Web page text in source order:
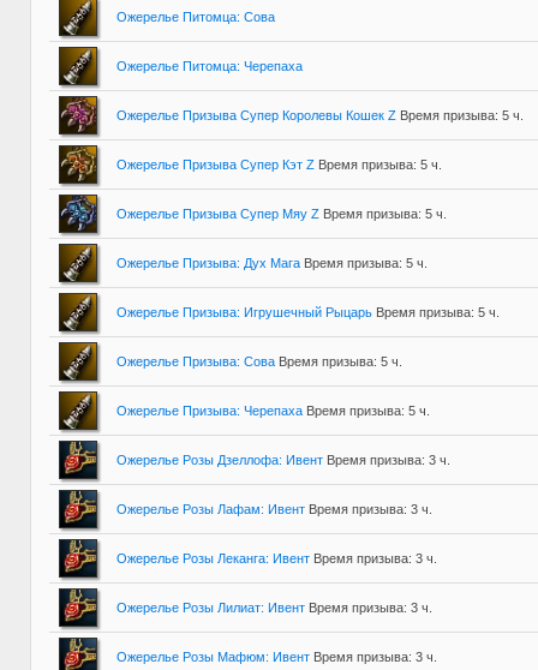
Ожерелье Питомца: Сова
Ожерелье Питомца: Черепаха
Ожерелье Призыва Супер Королевы Кошек Z Время призыва: 5 ч.
Ожерелье Призыва Супер Кэт Z Время призыва: 5 ч.
Ожерелье Призыва Супер Мяу Z Время призыва: 5 ч.
Ожерелье Призыва: Дух Мага Время призыва: 5 ч.
Ожерелье Призыва: Игрушечный Рыцарь Время призыва: 5 ч.
Ожерелье Призыва: Сова Время призыва: 5 ч.
Ожерелье Призыва: Черепаха Время призыва: 5 ч.
Ожерелье Розы Дзеллофа: Ивент Время призыва: 3 ч.
Ожерелье Розы Лафам: Ивент Время призыва: 3 ч.
Ожерелье Розы Леканга: Ивент Время призыва: 3 ч.
Ожерелье Розы Лилиат: Ивент Время призыва: 3 ч.
Ожерелье Розы Мафюм: Ивент Время призыва: 3 ч.